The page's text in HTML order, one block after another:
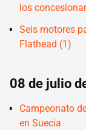
los
Seis motores
Flathead (1)
08 de julio
Campeonato
en Suecia